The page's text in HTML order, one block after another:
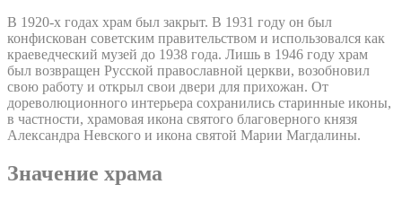
В 1920-х годах храм был закрыт. В 1931 году он был
конфискован советским правительством и использовался как
краеведческий музей до 1938 года. Лишь в 1946 году храм
был возвращен Русской православной церкви, возобновил
свою работу и открыл свои двери для прихожан. От
дореволюционного интерьера сохранились старинные иконы,
в частности, храмовая икона святого благоверного князя
Александра Невского и икона святой Марии Магдалины.
Значение храма